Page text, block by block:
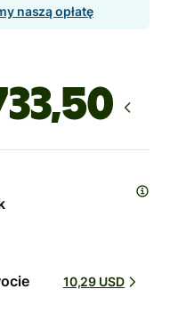
naszą opłatę
10,29 USD